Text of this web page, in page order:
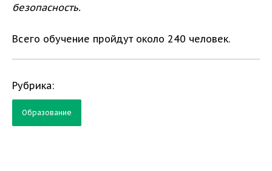
безопасность.
Всего обучение пройдут около 240 человек.
Рубрика:
Образование